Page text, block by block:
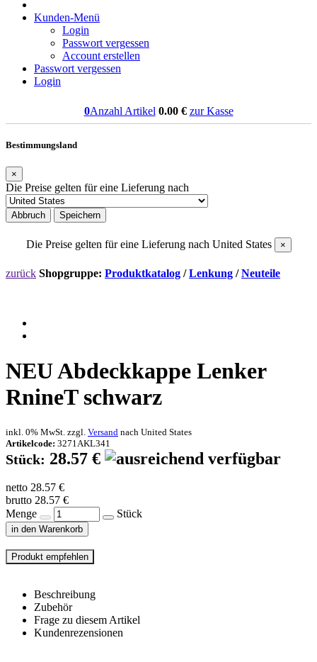
Kunden-Menü
Login
Passwort vergessen
Account erstellen
Passwort vergessen
Login
0Anzahl Artikel 0.00€ zur Kasse
Bestimmungsland
×
Die Preise gelten für eine Lieferung nach
Abbruch Speichern
Die Preise gelten für eine Lieferung nach United States ×
zurück Shopgruppe: Produktkatalog /Lenkung /Neuteile
NEUAbdeckkappe Lenker
RnineT schwarz
inkl. 0% MwSt. zzgl. Versand nach United States
Artikelcode: 3271AKL341
Stück: 28.57 €
netto 28.57 €
brutto 28.57 €
Menge
Stück
in den Warenkorb
Beschreibung
Zubehör
Frage zu diesem Artikel
Kundenrezensionen